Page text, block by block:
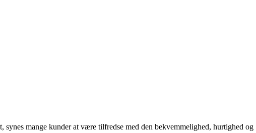
mange kunder at være tilfredse med den bekvemmelighed, hurtighed og